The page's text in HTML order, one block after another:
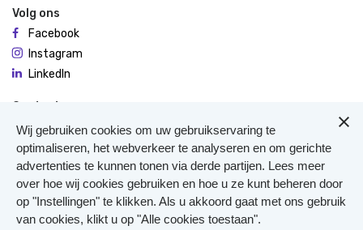
Volg ons
Facebook
Instagram
LinkedIn
Contact
De Molen 94
3995 AX Houten
0306348900
Meer contact
Veterinair Vangnet
Wij gebruiken cookies om uw gebruikservaring te
optimaliseren, het webverkeer te analyseren en om gerichte
advertenties te kunnen tonen via derde partijen. Lees meer
over hoe wij cookies gebruiken en hoe u ze kunt beheren door
op "Instellingen" te klikken. Als u akkoord gaat met ons gebruik
van cookies, klikt u op "Alle cookies toestaan".